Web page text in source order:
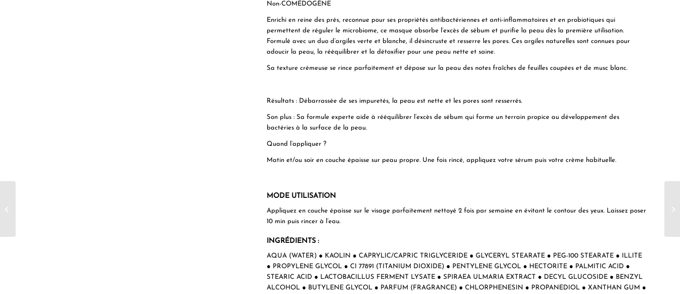
Non-COMÉDOGÈNE
Enrichi en reine des prés, reconnue pour ses propriétés antibactériennes et anti-inflammatoires et en probiotiques qui
permettent de réguler le microbiome, ce masque absorbe l’excès de sébum et purifie la peau dès la première utilisation.
Formulé avec un duo d’argiles verte et blanche, il désincruste et resserre les pores. Ces argiles naturelles sont connues pour
adoucir la peau, la rééquilibrer et la détoxifier pour une peau nette et saine.
Sa texture crémeuse se rince parfaitement et dépose sur la peau des notes fraîches de feuilles coupées et de musc blanc.
Résultats: Débarrassée de ses impuretés, la peau est nette et les pores sont resserrés.
Son plus :Sa formule experte aide à rééquilibrer l’excès de sébum qui forme un terrain propice au développement des
bactéries à la surface de la peau.
Quand l’appliquer ?
Matin et/ou soir en couche épaisse sur peau propre. Une fois rincé, appliquez votre sérum puis votre crème habituelle.
MODE UTILISATION
Appliquez en couche épaisse sur le visage parfaitement nettoyé 2 fois par semaine en évitant le contour des yeux. Laissez poser
10 min puis rincer à l’eau.
INGRÉDIENTS :
AQUA (WATER) ● KAOLIN ● CAPRYLIC/CAPRIC TRIGLYCERIDE ● GLYCERYL STEARATE ● PEG-100 STEARATE ● ILLITE
● PROPYLENE GLYCOL ● CI 77891 (TITANIUM DIOXIDE) ● PENTYLENE GLYCOL ● HECTORITE ● PALMITIC ACID ●
STEARIC ACID ● LACTOBACILLUS FERMENT LYSATE ● SPIRAEA ULMARIA EXTRACT ● DECYL GLUCOSIDE ● BENZYL
ALCOHOL ● BUTYLENE GLYCOL ● PARFUM (FRAGRANCE) ● CHLORPHENESIN ● PROPANEDIOL ● XANTHAN GUM ●